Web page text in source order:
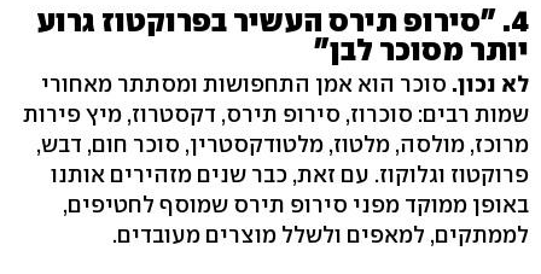
4. "סירופ תירס העשיר בפרוקטוז גרוע
יותר מסוכר לבן"
לא נכון. סוכר הוא אמן התחפושות ומסתתר מאחורי
שמות רבים: סוכרוז, סירופ תירס, דקסטרוז, מיץ פירות
מרוכז, מולסה, מלטוז, מלטודקסטרין, סוכר חום, דבש,
פרוקטוז וגלוקוז. עם זאת, כבר שנים מזהירים אותנו
באופן ממוקד מפני סירופ תירס שמוסף לחטיפים,
לממתקים, למאפים ולשלל מוצרים מעובדים.